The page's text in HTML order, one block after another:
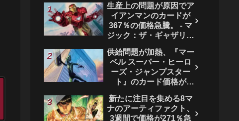
生産上の問題が原因でア
イアンマンのカードが
367％の価格急騰。 - マ
ジック：ザ・ギャザリン
供給問題が加熱、『マー
ベル スーパー・ヒーロ
ーズ・ジャンプスター
ト』のカード価格が
ク：ザ・ギャザリング
新たに注目を集める8マ
ナのアーティファクト、
3週間で価格が271％急